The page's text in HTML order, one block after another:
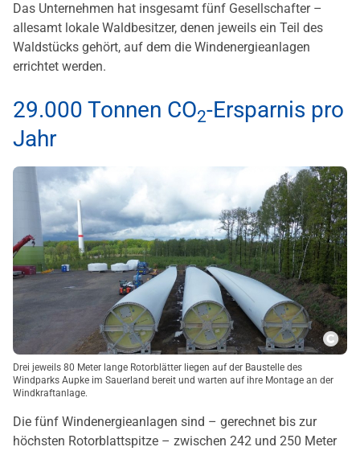
Das Unternehmen hat insgesamt fünf Gesellschafter –
allesamt lokale Waldbesitzer, denen jeweils ein Teil des
Waldstücks gehört, auf dem die Windenergieanlagen
errichtet werden.
29.000 Tonnen CO2-Ersparnis pro
Jahr
Drei jeweils 80 Meter lange Rotorblätter liegen auf der Baustelle des
Windparks Aupke im Sauerland bereit und warten auf ihre Montage an der
Windkraftanlage.
Die fünf Windenergieanlagen sind – gerechnet bis zur
höchsten Rotorblattspitze – zwischen 242 und 250 Meter